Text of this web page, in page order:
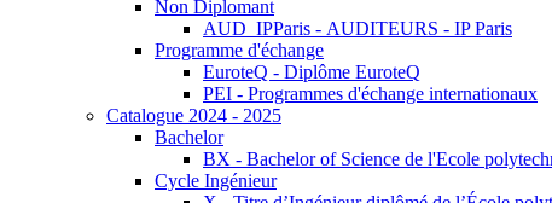
Non Diplomant
AUD_IPParis - AUDITEURS - IP Paris
Programme d'échange
EuroteQ - Diplôme EuroteQ
PEI - Programmes d'échange internationaux
Catalogue 2024 - 2025
Bachelor
BX - Bachelor of Science de l'Ecole
Cycle Ingénieur